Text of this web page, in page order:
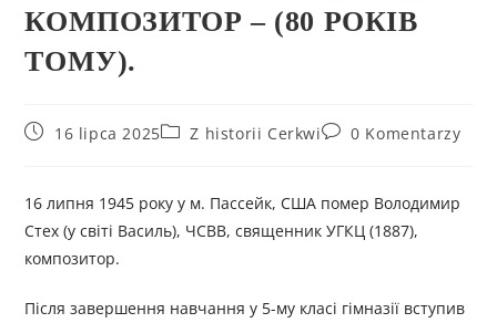
КОМПОЗИТОР – (80 РОКІВ
ТОМУ).
16 lipca 2025 Z historii Cerkwi 0 Komentarzy
16 липня 1945 року у м. Пассейк, США помер Володимир
Стех (у світі Василь), ЧСВВ, священник УГКЦ (1887),
композитор.
Після завершення навчання у 5-му класі гімназії вступив